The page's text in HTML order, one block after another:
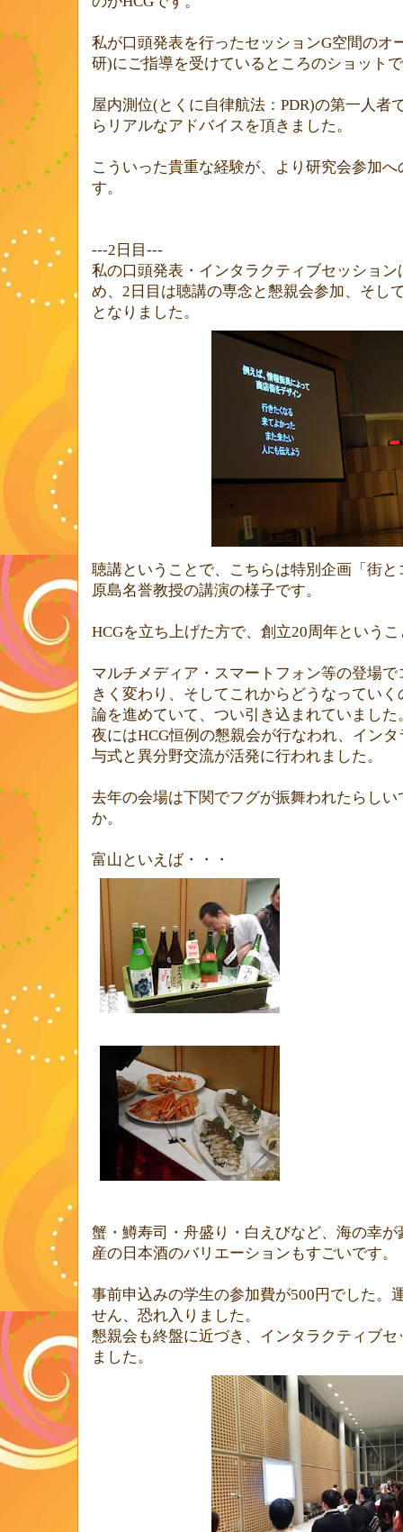
私が口頭発表を行ったセッションG空間のオ
研)にご指導を受けているところのショット
屋内測位( とくに自律航法： PDR)の第一人者
らリアルなアドバイスを頂きました。
こういった貴重な経験が、より研究会参加
す。
---2 日目---
私の口頭発表・インタラクティブセッション
め、 2 日目は聴講の専念と懇親会参加、そし
となりました。
聴講ということで、こちらは特別企画「街
原島名誉教授の講演の様子です。
HCGを立ち上げた方で、創立20周年という
マルチメディア・スマートフォン等の登場
きく変わり、そしてこれからどうなってい
論を進めていて、つい引き込まれていました
夜にはHCG恒例の懇親会が行なわれ、イン
与式と異分野交流が活発に行われました。
去年の会場は下関でフグが振舞われたらし
か。
富山といえば・・・
蟹・鱒寿司・舟盛り・白えびなど、海の幸
産の日本酒のバリエーションもすごいです。
事前申込みの学生の参加費が500 円でした。
せん、恐れ入りました。
懇親会も終盤に近づき、インタラクティブ
ました。